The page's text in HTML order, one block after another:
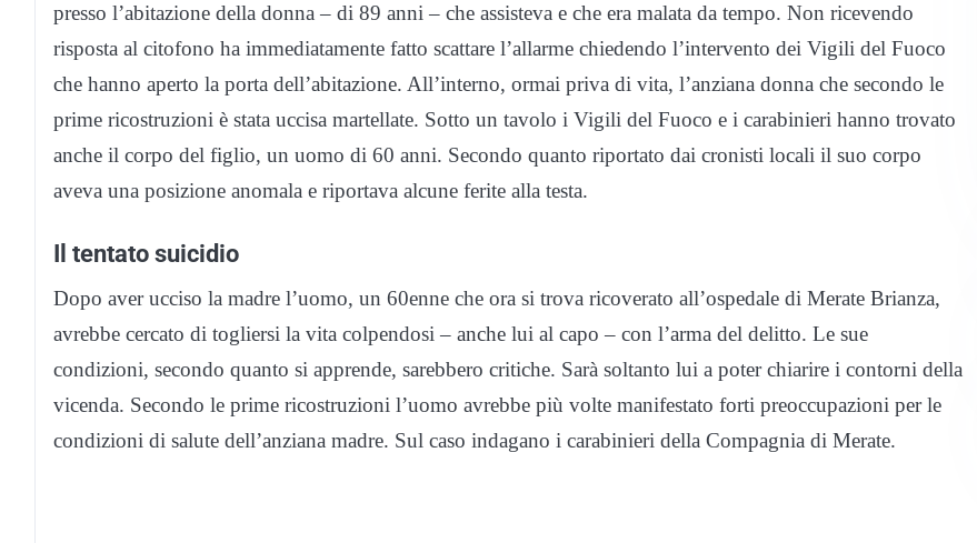
presso l’abitazione della donna – di 89 anni – che assisteva e che era malata da tempo. Non ricevendo
risposta al citofono ha immediatamente fatto scattare l’allarme chiedendo l’intervento dei Vigili del Fuoco
che hanno aperto la porta dell’abitazione. All’interno, ormai priva di vita, l’anziana donna che secondo le
prime ricostruzioni è stata uccisa martellate. Sotto un tavolo i Vigili del Fuoco e i carabinieri hanno trovato
anche il corpo del figlio, un uomo di 60 anni. Secondo quanto riportato dai cronisti locali il suo corpo
aveva una posizione anomala e riportava alcune ferite alla testa.
Il tentato suicidio
Dopo aver ucciso la madre l’uomo, un 60enne che ora si trova ricoverato all’ospedale di Merate Brianza,
avrebbe cercato di togliersi la vita colpendosi – anche lui al capo – con l’arma del delitto. Le sue
condizioni, secondo quanto si apprende, sarebbero critiche. Sarà soltanto lui a poter chiarire i contorni della
vicenda. Secondo le prime ricostruzioni l’uomo avrebbe più volte manifestato forti preoccupazioni per le
condizioni di salute dell’anziana madre. Sul caso indagano i carabinieri della Compagnia di Merate.